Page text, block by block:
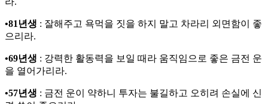
•81년생 : 잘해주고 욕먹을 짓을 하지 말고 차라리 외면함이 좋
으리라.
•69년생 : 강력한 활동력을 보일 때라 움직임으로 좋은 금전 운
을 열어가리라.
•57년생 : 금전 운이 약하니 투자는 불길하고 오히려 손실에 신